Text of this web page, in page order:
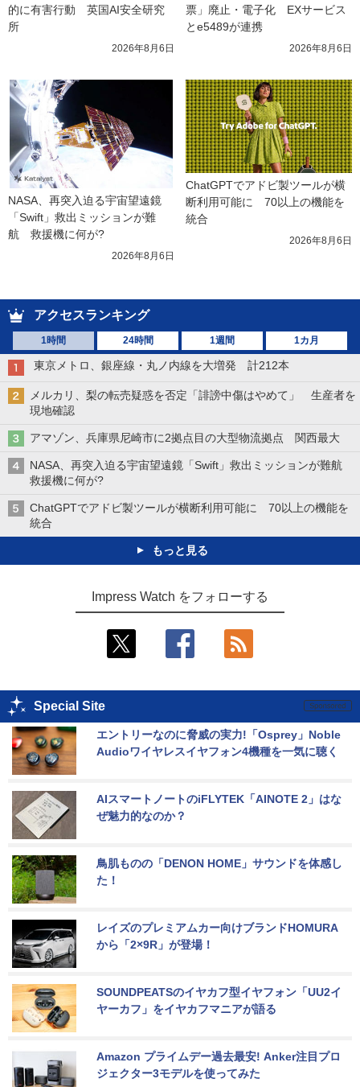
的に有害行動　英国AI安全研究
所
2026年8月6日
票」廃止・電子化　EXサービス
とe5489が連携
2026年8月6日
NASA、再突入迫る宇宙望遠鏡
「Swift」救出ミッションが難
航　救援機に何が?
2026年8月6日
ChatGPTでアドビ製ツールが横
断利用可能に　70以上の機能を
統合
2026年8月6日
アクセスランキング
1時間 24時間 1週間 1カ月
東京メトロ、銀座線・丸ノ内線を大増発 計212本
メルカリ、梨の転売疑惑を否定「誹謗中傷はやめて」 生産者を
現地確認
アマゾン、兵庫県尼崎市に2拠点目の大型物流拠点 関西最大
NASA、再突入迫る宇宙望遠鏡「Swift」救出ミッションが難航
救援機に何が?
ChatGPTでアドビ製ツールが横断利用可能に 70以上の機能を
統合
もっと見る
Impress Watch をフォローする
Special Site
エントリーなのに脅威の実力!「Osprey」Noble
Audioワイヤレスイヤフォン4機種を一気に聴く
AIスマートノートのiFLYTEK「AINOTE 2」はな
ぜ魅力的なのか？
鳥肌ものの「DENON HOME」サウンドを体感し
た！
レイズのプレミアムカー向けブランドHOMURA
から「2×9R」が登場！
SOUNDPEATSのイヤカフ型イヤフォン「UU2イ
ヤーカフ」をイヤカフマニアが語る
Amazon プライムデー過去最安! Anker注目プロ
ジェクター3モデルを使ってみた